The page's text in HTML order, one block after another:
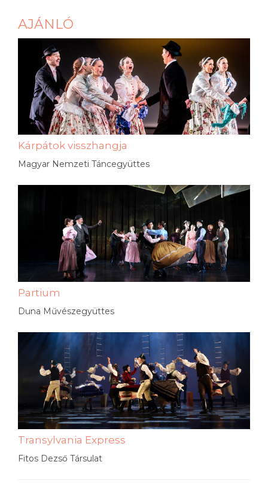
AJÁNLÓ
Kárpátok visszhangja
Magyar Nemzeti Táncegyüttes
Partium
Duna Művészegyüttes
Transylvania Express
Fitos Dezső Társulat